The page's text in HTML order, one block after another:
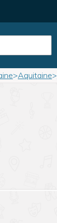
>Aquitaine>